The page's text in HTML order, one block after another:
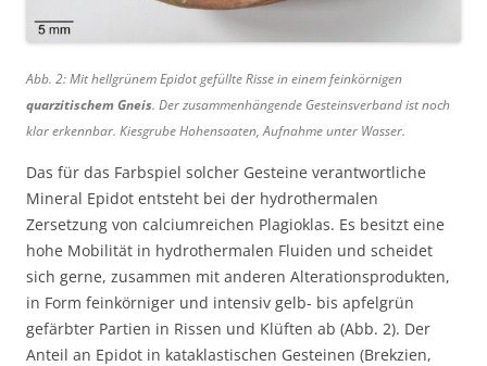
Abb. 2: Mit hellgrünem Epidot gefüllte Risse in einem feinkörnigen
quarzitischem Gneis. Der zusammenhängende Gesteinsverband ist noch
klar erkennbar. Kiesgrube Hohensaaten, Aufnahme unter Wasser.
Das für das Farbspiel solcher Gesteine verantwortliche
Mineral Epidot entsteht bei der hydrothermalen
Zersetzung von calciumreichen Plagioklas. Es besitzt eine
hohe Mobilität in hydrothermalen Fluiden und scheidet
sich gerne, zusammen mit anderen Alterationsprodukten,
in Form feinkörniger und intensiv gelb- bis apfelgrün
gefärbter Partien in Rissen und Klüften ab (Abb. 2). Der
Anteil an Epidot in kataklastischen Gesteinen (Brekzien,